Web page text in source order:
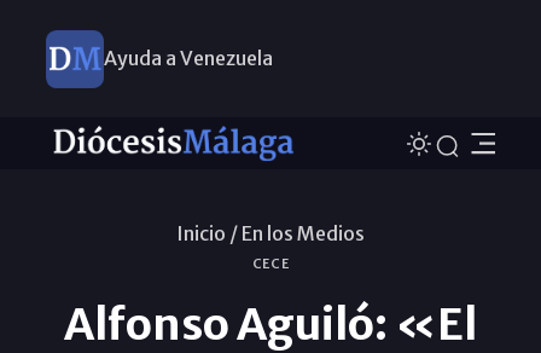
Ayuda a Venezuela
Inicio / En los Medios
CECE
Alfonso Aguiló: «El